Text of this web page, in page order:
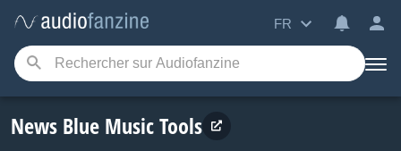
FR
News Blue Music Tools